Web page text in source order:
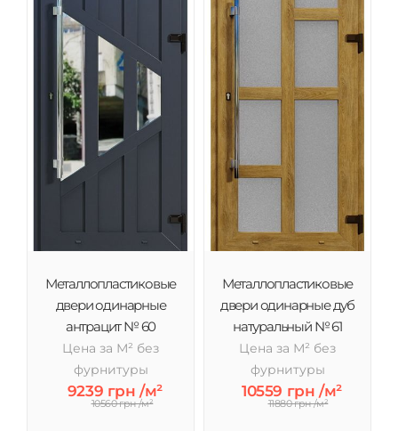
Металлопластиковые
двери одинарные
антрацит № 60
Цена за М² без
фурнитуры
9239 грн /м²
10560 грн /м²
Металлопластиковые
двери одинарные дуб
натуральный № 61
Цена за М² без
фурнитуры
10559 грн /м²
11880 грн /м²